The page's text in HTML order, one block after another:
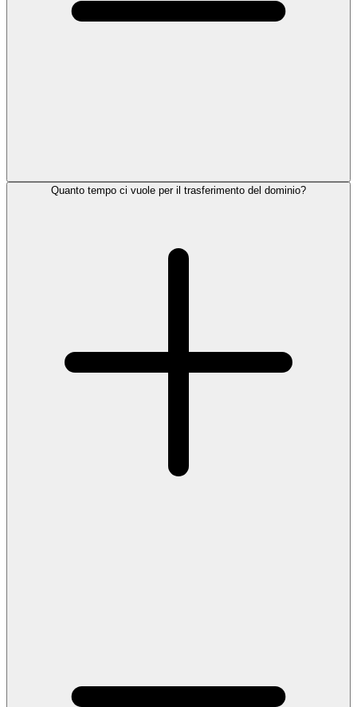
Quanto tempo ci vuole per il trasferimento del dominio?